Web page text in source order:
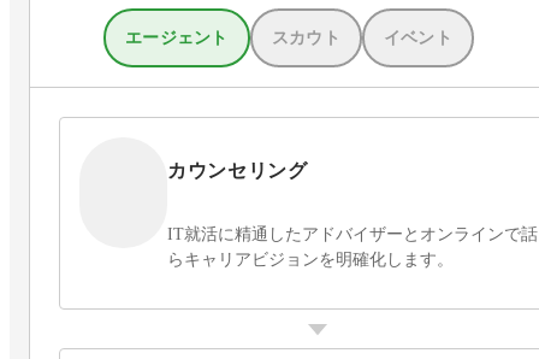
エージェント スカウト イベント
カウンセリング
IT就活に精通したアドバイザーとオンラインで
らキャリアビジョンを明確化します。